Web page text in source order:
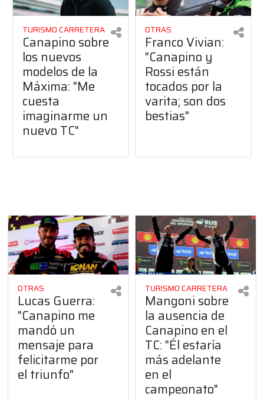
TURISMO CARRETERA
Canapino sobre
los nuevos
modelos de la
Máxima: "Me
cuesta
imaginarme un
nuevo TC"
OTRAS
Franco Vivian:
"Canapino y
Rossi están
tocados por la
varita; son dos
bestias"
OTRAS
Lucas Guerra:
"Canapino me
mandó un
mensaje para
felicitarme por
el triunfo"
TURISMO CARRETERA
Mangoni sobre
la ausencia de
Canapino en el
TC: "Él estaría
más adelante
en el
campeonato"